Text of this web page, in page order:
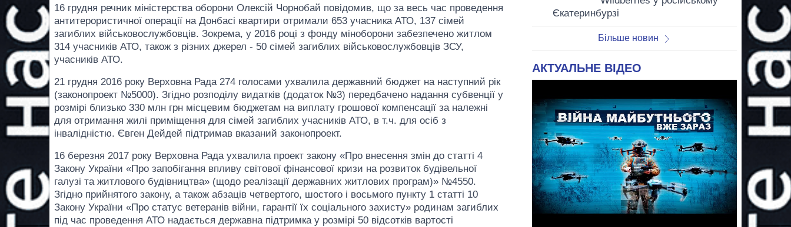
16 грудня речник міністерства оборони Олексій Чорнобай повідомив, що за весь час проведення
антитерористичної операції на Донбасі квартири отримали 653 учасника АТО, 137 сімей
загиблих військовослужбовців. Зокрема, у 2016 році з фонду міноборони забезпечено житлом
314 учасників АТО, також з різних джерел - 50 сімей загиблих військовослужбовців ЗСУ,
учасників АТО.
21 грудня 2016 року Верховна Рада 274 голосами ухвалила державний бюджет на наступний рік
(законопроект №5000). Згідно розподілу видатків (додаток №3) передбачено надання субвенції у
розмірі близько 330 млн грн місцевим бюджетам на виплату грошової компенсації за належні
для отримання жилі приміщення для сімей загиблих учасників АТО, в т.ч. для осіб з
інвалідністю. Євген Дейдей підтримав вказаний законопроект.
16 березня 2017 року Верховна Рада ухвалила проект закону «Про внесення змін до статті 4
Закону України «Про запобігання впливу світової фінансової кризи на розвиток будівельної
галузі та житлового будівництва» (щодо реалізації державних житлових програм)» №4550.
Згідно прийнятого закону, а також абзаців четвертого, шостого і восьмого пункту 1 статті 10
Закону України «Про статус ветеранів війни, гарантії їх соціального захисту» родинам загиблих
під час проведення АТО надається державна підтримка у розмірі 50 відсотків вартості
Єкатеринбурзі
Більше новин
АКТУАЛЬНЕ ВІДЕО